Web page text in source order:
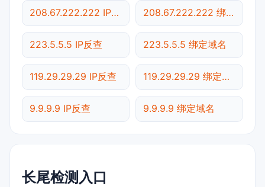
208.67.222.222 IP反查 208.67.222.222 绑定域名
223.5.5.5 IP反查 223.5.5.5 绑定域名
119.29.29.29 IP反查 119.29.29.29 绑定域名
9.9.9.9 IP反查 9.9.9.9 绑定域名
长尾检测入口